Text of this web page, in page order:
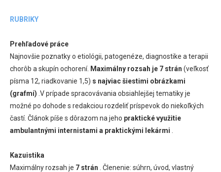
RUBRIKY
Prehľadové práce
Najnovšie poznatky o etiológii, patogenéze, diagnostike a terapii
chorôb a skupín ochorení. Maximálny rozsah je 7 strán (veľkosť
písma 12, riadkovanie 1,5) s najviac šiestimi obrázkami
(grafmi) .V prípade spracovávania obsiahlejšej tematiky je
možné po dohode s redakciou rozdeliť príspevok do niekoľkých
častí. Článok píše s dôrazom na jeho praktické využitie
ambulantnými internistami a praktickými lekármi
Kazuistika
Maximálny rozsah je 7 strán . Členenie: súhrn, úvod, vlastný